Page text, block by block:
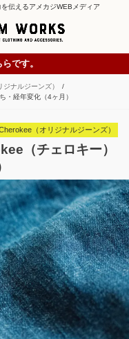
伝えるアメカジWEBメディア
です。
ナルジーンズ）
・経年変化（4ヶ月）
（オリジナルジーンズ）
（チェロキー）